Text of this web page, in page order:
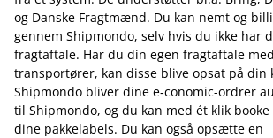
og Danske Fragtmænd. Du kan nemt og
gennem Shipmondo, selv hvis du ikke har
fragtaftale. Har du din egen fragtaftale
transportører, kan disse blive opsat på din
Shipmondo bliver dine e‑conomic-ordrer
til Shipmondo, og du kan med ét klik
dine pakkelabels. Du kan også opsætte en